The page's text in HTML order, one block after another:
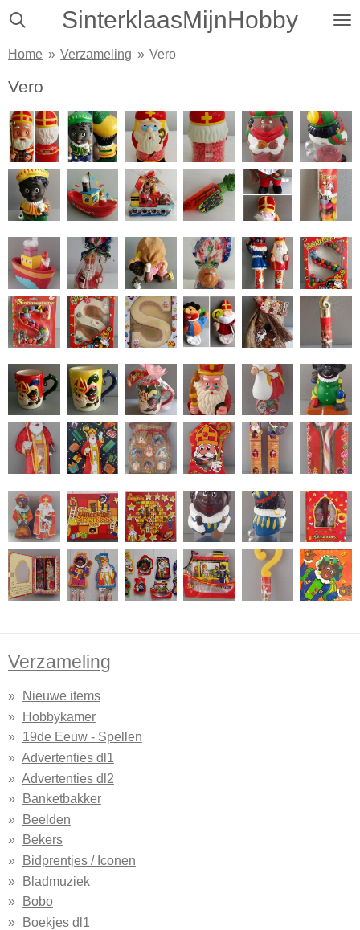
Ga
naar
hoofdinhoud
SinterklaasMijnHobby
Home » Verzameling » Vero
Vero
Verzameling
Nieuwe items
Hobbykamer
19de Eeuw - Spellen
Advertenties dl1
Advertenties dl2
Banketbakker
Beelden
Bekers
Bidprentjes / Iconen
Bladmuziek
Bobo
Boekjes dl1